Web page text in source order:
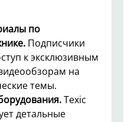
по
Подписчики
к эксклюзивным
на
темы.
Texic
детальные